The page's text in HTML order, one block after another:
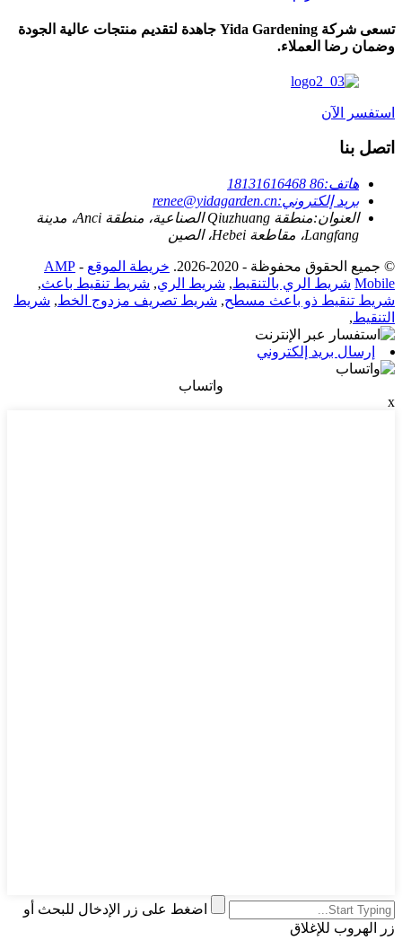
تسعى شركة Yida Gardening جاهدة لتقديم منتجات عالية الجودة
وضمان رضا العملاء.
استفسر الآن
اتصل بنا
هاتف:86 18131616468
بريد إلكتروني:renee@yidagarden.cn
العنوان:
منطقة Qiuzhuang الصناعية، منطقة Anci، مدينة
Langfang، مقاطعة Hebei، الصين
© جميع الحقوق محفوظة - 2020-2026. خريطة الموقع -
AMP
Mobile شريط الري بالتنقيط, شريط الري, شريط تنقيط باعث,
شريط تنقيط ذو باعث مسطح, شريط تصريف مزدوج الخط, شريط
التنقيط,
إرسال بريد إلكتروني
واتساب
x
اضغط على زر الإدخال للبحث أو
زر الهروب للإغلاق